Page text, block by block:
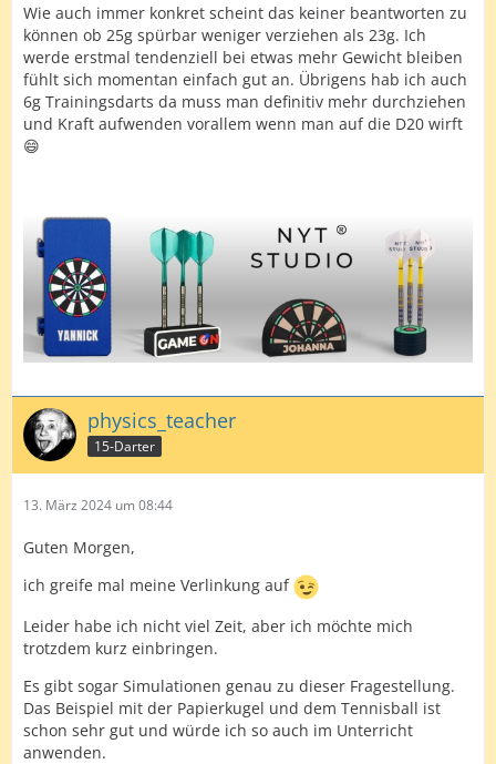
Wie auch immer konkret scheint das keiner beantworten zu
können ob 25g spürbar weniger verziehen als 23g. Ich
werde erstmal tendenziell bei etwas mehr Gewicht bleiben
fühlt sich momentan einfach gut an. Übrigens hab ich auch
6g Trainingsdarts da muss man definitiv mehr durchziehen
und Kraft aufwenden vorallem wenn man auf die D20 wirft
😄
physics_teacher
15-Darter
13. März 2024 um 08:44
Guten Morgen,
ich greife mal meine Verlinkung auf
Leider habe ich nicht viel Zeit, aber ich möchte mich
trotzdem kurz einbringen.
Es gibt sogar Simulationen genau zu dieser Fragestellung.
Das Beispiel mit der Papierkugel und dem Tennisball ist
schon sehr gut und würde ich so auch im Unterricht
anwenden.